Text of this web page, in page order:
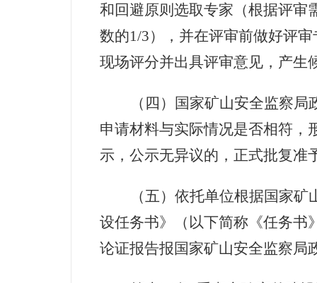
和回避原则选取专家（根据评审
数的1/3），并在评审前做好评
现场评分并出具评审意见，产生
（四）国家矿山安全监察
申请材料与实际情况是否相符，
示，公示无异议的，正式批复准
（五）依托单位根据国家
设任务书》（以下简称《任务书
论证报告报国家矿山安全监察局